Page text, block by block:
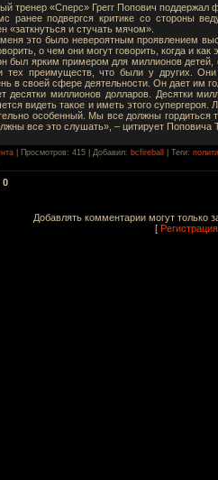
тренер «Сперс» Грегг Попович поддержал
ранее подвергся критике со стороны
«заткнуться и стучать мячом».
это было невероятным проявлением
о чем они могут говорить, когда и
был ярким примером для миллионов
тех преимуществ, что были у других.
в своей сфере деятельности. Он дает им
десятки миллионов долларов. Десятки
видеть такое и иметь этого
особенный. Мы все должны гордиться
все это слушать», – цитирует Поповича
Просмотров: 415 | Добавил: bcfireball Теги:
0
Добавлять комментарии могут только
[ Регистрация